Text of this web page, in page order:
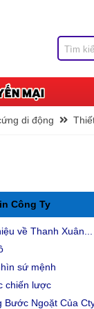
di động
Công Ty
về Thanh Xuân...
sứ mệnh
chiến lược
Bước Ngoặt Của